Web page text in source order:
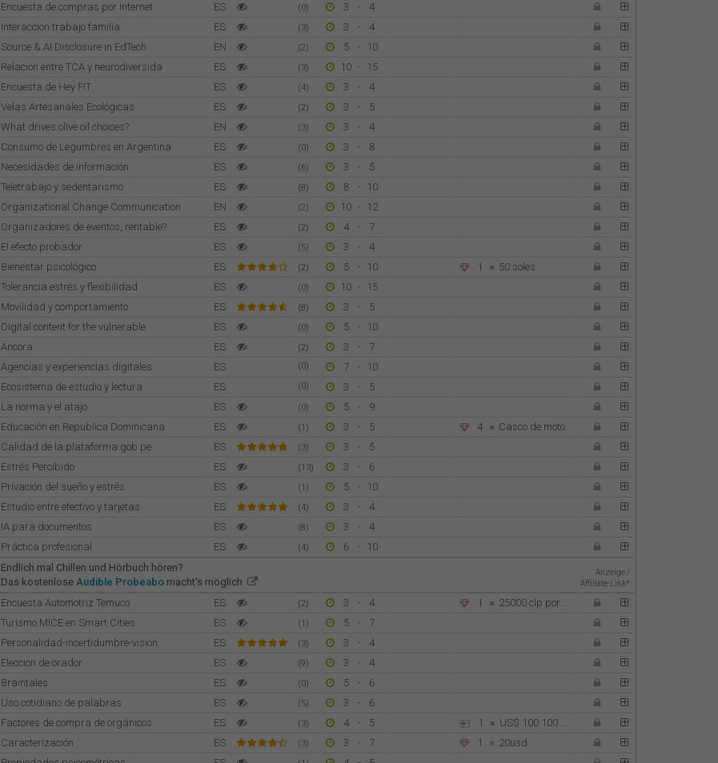
Encuesta de compras por Internet ES (0) 3 -
4
Interaccion trabajo familia ES (3) 3 -
4
Source & AI Disclosure in EdTech EN (2) 5 -
10
Relacion entre TCA y neurodiversida ES (3) 10 -
15
Encuesta de Hey FIT ES (4) 3 -
4
Velas Artesanales Ecológicas ES (2) 3 -
5
What drives olive oil choices? EN (3) 3 -
4
Consumo de Legumbres en Argentina ES (0) 3 -
8
Necesidades de información ES (6) 3 -
5
Teletrabajo y sedentarismo ES (8) 8 -
10
Organizational Change Communication EN (2) 10 -
12
Organizadores de eventos, rentable? ES (2) 4 -
7
El efecto probador ES (5) 3 -
4
Bienestar psicológico ES (2) 5 - 10 1 × 50 soles
Tolerancia estrés y flexibilidad ES (0) 10 -
15
Movilidad y comportamiento ES (8) 3 -
5
Digital content for the vulnerable ES (0) 5 -
10
Ancora ES (2) 3 -
7
Agencias y experiencias digitales ES (0) 7 -
10
Ecosistema de estudio y lectura ES (0) 3 -
5
La norma y el atajo ES (0) 5 -
9
Educación en Republica Dominicana ES (1) 3 - 5 4 × Casco de moto moderno y seguro
Calidad de la plataforma gob.pe ES (3) 3 -
5
Estrés Percibido ES (13) 3 -
6
Privación del sueño y estrés ES (1) 5 -
10
Estudio entre efectivo y tarjetas ES (4) 3 -
4
IA para documentos ES (8) 3 -
4
Práctica profesional ES (4) 6 -
10
Endlich mal Chillen und Hörbuch hören?
Das kostenlose Audible Probeabo macht's möglich
Anzeige /
Affiliate-Link*
Encuesta Automotriz Temuco ES (2) 3 - 4 1 × 25000 clp por transferencia
Turismo MICE en Smart Cities ES (1) 5 -
7
Personalidad-incertidumbre-vision ES (3) 3 -
4
Eleccion de orador ES (9) 3 -
4
Braintales ES (0) 5 -
6
Uso cotidiano de palabras ES (5) 3 -
6
Factores de compra de orgánicos ES (3) 4 - 5 1 × US$ 100 100 soles
Caracterización ES (3) 3 - 7 1 × 20usd